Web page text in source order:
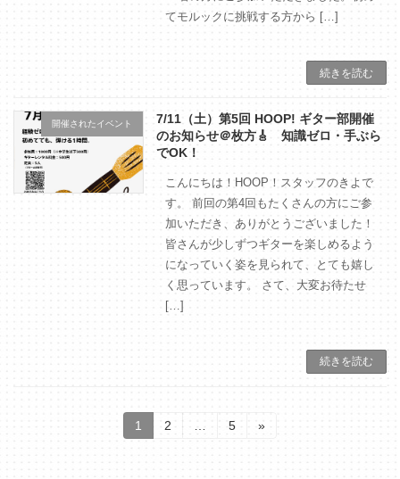
てモルックに挑戦する方から […]
続きを読む
開催されたイベント
7/11（土）第5回 HOOP! ギター部開催
のお知らせ＠枚方🎸 知識ゼロ・手ぶら
でOK！
こんにちは！HOOP！スタッフのきよで
す。 前回の第4回もたくさんの方にご参
加いただき、ありがとうございました！
皆さんが少しずつギターを楽しめるよう
になっていく姿を見られて、とても嬉し
く思っています。 さて、大変お待たせ
[…]
続きを読む
固
定
1
固
ペ
2
固
5 »